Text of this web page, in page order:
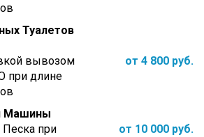
Туалетов
вывозом
при длине
от 4 800 руб.
Машины
при
от 10 000 руб.